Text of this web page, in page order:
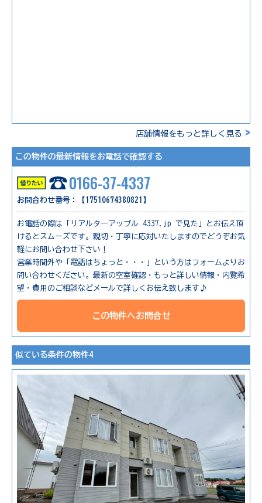
店舗情報をもっと詳しく見る >
この物件の最新情報をお電話で確認する
0166-37-4337
お問合わせ番号：【17510674380821】
お電話の際は「リアルターアップル 4337.jp で見た」とお伝え頂
けるとスムーズです。親切・丁寧に応対いたしますのでどうぞお気
軽にお問い合わせ下さい！
営業時間外や「電話はちょっと・・・」という方はフォームよりお
問い合わせください。最新の空室確認・もっと詳しい情報・内覧希
望・費用のご相談などメールで詳しくお伝え致します♪
この物件へお問合せ
似ている条件の物件4